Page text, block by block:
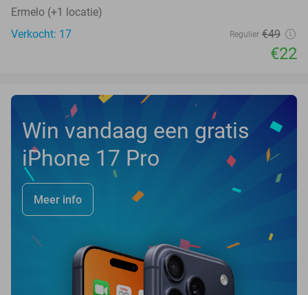
Ermelo (+1 locatie)
Verkocht: 17
Regulier €49
€22
Win vandaag een gratis
iPhone 17 Pro
Meer info